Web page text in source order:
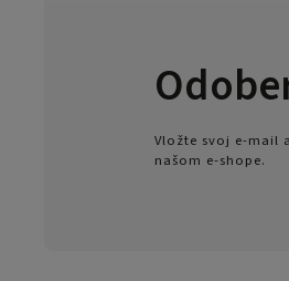
Vložte svoj e-mail
našom e-shope.